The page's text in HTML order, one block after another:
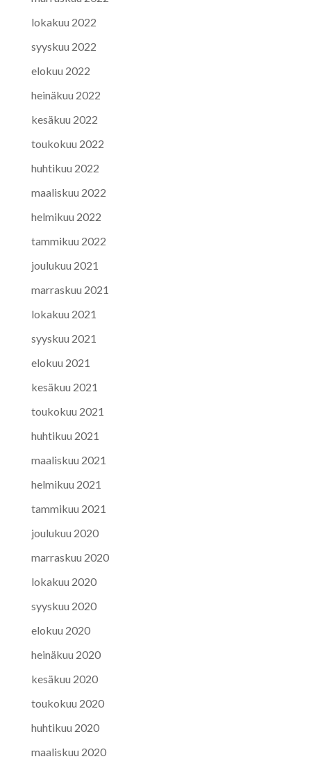
lokakuu 2022
syyskuu 2022
elokuu 2022
heinäkuu 2022
kesäkuu 2022
toukokuu 2022
huhtikuu 2022
maaliskuu 2022
helmikuu 2022
tammikuu 2022
joulukuu 2021
marraskuu 2021
lokakuu 2021
syyskuu 2021
elokuu 2021
kesäkuu 2021
toukokuu 2021
huhtikuu 2021
maaliskuu 2021
helmikuu 2021
tammikuu 2021
joulukuu 2020
marraskuu 2020
lokakuu 2020
syyskuu 2020
elokuu 2020
heinäkuu 2020
kesäkuu 2020
toukokuu 2020
huhtikuu 2020
maaliskuu 2020